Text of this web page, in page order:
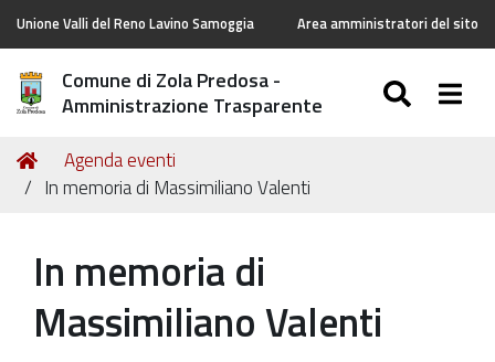
Unione Valli del Reno Lavino Samoggia Area amministratori del sito
Comune di Zola Predosa -
Amministrazione Trasparente
Tu
sei
Home
Agenda eventi
In memoria di Massimiliano Valenti
In memoria di
Massimiliano Valenti